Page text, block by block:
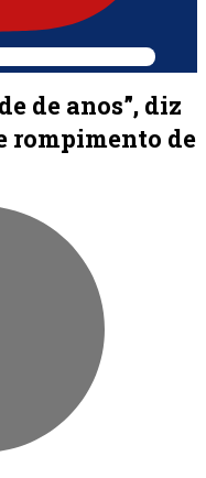
de anos”, diz
rompimento de